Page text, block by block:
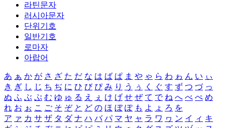
라틴문자
러시아문자
단위기호
일반기호
로마자
아랍어
あ ぁ か が さ ざ た だ な は ば ぱ ま や ゃ ら わ ゎ ん い ぃ
き ぎ し じ ち ぢ に ひ び ぴ み り う ぅ く ぐ す ず つ づ っ
ぬ ふ ぶ ぷ む ゆ ゅ る え ぇ け げ せ ぜ て で ね へ べ ぺ め
れ お ぉ こ ご そ ぞ と ど の ほ ぼ ぽ も よ ょ ろ を
ア ァ カ サ ザ タ ダ ナ ハ バ パ マ ヤ ャ ラ ワ ヮ ン イ ィ キ